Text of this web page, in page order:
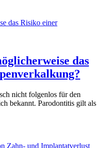
das
nicht folgenlos für den
bekannt. Parodontitis gilt als